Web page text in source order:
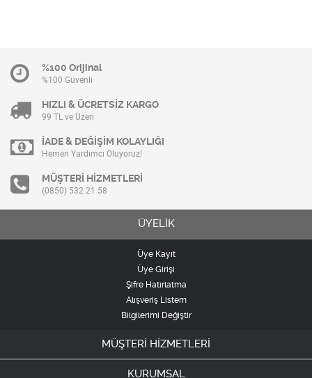
%100 Orijinal
%100 Güvenli
HIZLI & ÜCRETSİZ KARGO
99 TL ve Üzeri
İADE & DEĞİŞİM KOLAYLIĞI
Hemen Yardımcı Oluyoruz!
MÜŞTERİ HİZMETLERİ
(0850) 532 21 58
ÜYELİK
Üye Kayıt
Üye Girişi
Şifre Hatırlatma
Alışveriş Listem
Bilgilerimi Değiştir
MÜŞTERİ HİZMETLERİ
KURUMSAL